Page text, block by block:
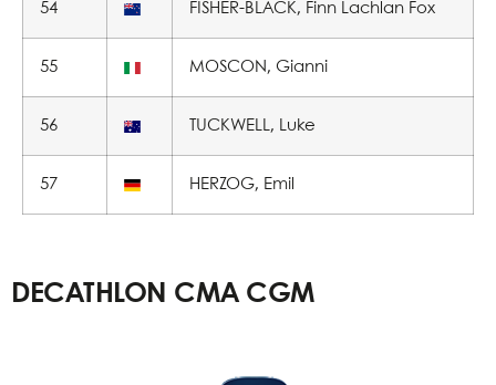
54 FISHER-BLACK, Finn Lachlan Fox
55 MOSCON, Gianni
56 TUCKWELL, Luke
57 HERZOG, Emil
DECATHLON CMA CGM